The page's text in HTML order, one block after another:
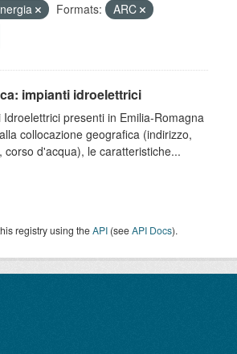
Formats:
ARC
impianti idroelettrici
presenti in Emilia-Romagna
collocazione geografica (indirizzo,
corso d'acqua), le caratteristiche...
registry using theAPI (seeAPI Docs).